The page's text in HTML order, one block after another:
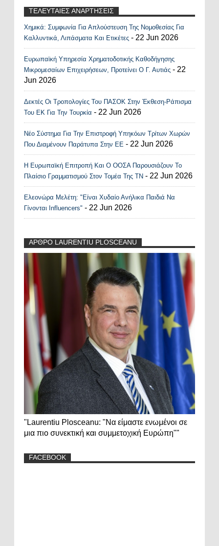
ΤΕΛΕΥΤΑΙΕΣ ΑΝΑΡΤΗΣΕΙΣ
Recent Posts Widget
Χημικά: Συμφωνία Για Απλούστευση Της Νομοθεσίας Για
Καλλυντικά, Λιπάσματα Και Ετικέτες - 22 Jun 2026
Ευρωπαϊκή Υπηρεσία Χρηματοδοτικής Καθοδήγησης
Μικρομεσαίων Επιχειρήσεων, Προτείνει Ο Γ. Αυτιάς - 22
Jun 2026
Δεκτές Οι Τροπολογίες Του ΠΑΣΟΚ Στην Έκθεση-Ράπισμα
Του ΕΚ Για Την Τουρκία - 22 Jun 2026
Νέο Σύστημα Για Την Επιστροφή Υπηκόων Τρίτων Χωρών
Που Διαμένουν Παράτυπα Στην ΕΕ - 22 Jun 2026
Η Ευρωπαϊκή Επιτροπή Και Ο ΟΟΣΑ Παρουσιάζουν Το
Πλαίσιο Γραμματισμού Στον Τομέα Της ΤΝ - 22 Jun 2026
Ελεονώρα Μελέτη: "Είναι Χυδαίο Ανήλικα Παιδιά Να
Γίνονται Influencers" - 22 Jun 2026
ΑΡΘΡΟ LAURENTIU PLOSCEANU
"Laurentiu Plosceanu: "Να είμαστε ενωμένοι σε
μια πιο συνεκτική και συμμετοχική Ευρώπη""
FACEBOOK